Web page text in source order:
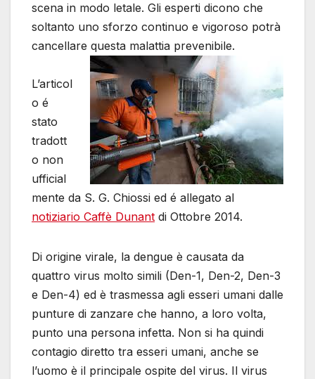
scena in modo letale. Gli esperti dicono che
soltanto uno sforzo continuo e vigoroso potrà
cancellare questa malattia prevenibile.
L’articol
o é
stato
tradott
o non
ufficial
mente da S. G. Chiossi ed é allegato al
notiziario Caffè Dunant di Ottobre 2014.
Di origine virale, la dengue è causata da
quattro virus molto simili (Den-1, Den-2, Den-3
e Den-4) ed è trasmessa agli esseri umani dalle
punture di zanzare che hanno, a loro volta,
punto una persona infetta. Non si ha quindi
contagio diretto tra esseri umani, anche se
l’uomo è il principale ospite del virus. Il virus